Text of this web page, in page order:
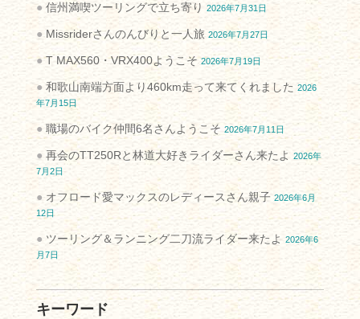
信州満喫ツーリングで立ち寄り 2026年7月31日
Missriderさんのんびりと一人旅 2026年7月27日
T MAX560・VRX400ようこそ 2026年7月19日
和歌山南端方面より460km走って来てくれました 2026
年7月15日
職場のバイク仲間6名さんようこそ 2026年7月11日
再会のTT250Rと林道大好きライダーさん来たよ 2026年
7月2日
オフロード愛マックスのレディースさん親子 2026年6月
12日
ツーリング＆ランニング二刀流ライダー来たよ 2026年6
月7日
キーワード